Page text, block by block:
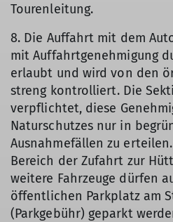
Tourenleitung.
8. Die Auffahrt mit dem
mit Auffahrtgenehmigung
erlaubt und wird von den
streng kontrolliert. Die
verpflichtet, diese
Naturschutzes nur in
Ausnahmefällen zu
Bereich der Zufahrt zur
weitere Fahrzeuge dürfen
öffentlichen Parkplatz am
(Parkgebühr) geparkt